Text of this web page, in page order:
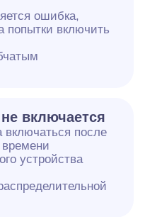
ошибка,
попытки включить
включается
включаться после
времени
устройства